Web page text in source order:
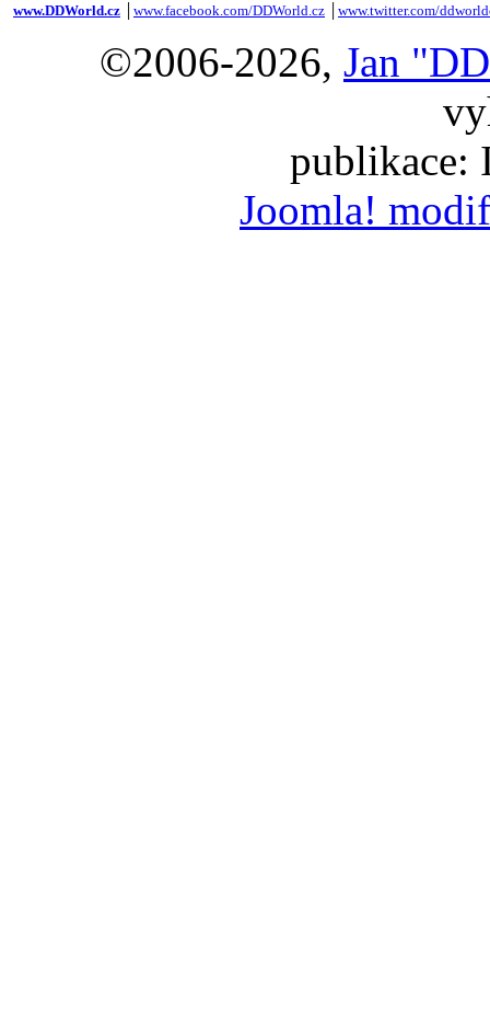
www.DDWorld.cz www.facebook.com/DDWorld.cz www.twitter.com/
©2006-2026, Jan
publikace:
Joomla!